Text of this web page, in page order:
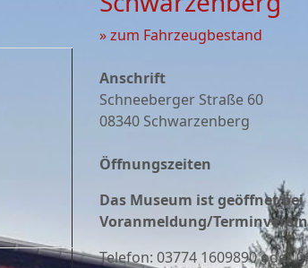
» zum Fahrzeugbestand
Anschrift
Schneeberger Straße 60
08340 Schwarzenberg
Öffnungszeiten
Das Museum ist geöffnet
Voranmeldung/
Telefon: 03774 1609890 oder